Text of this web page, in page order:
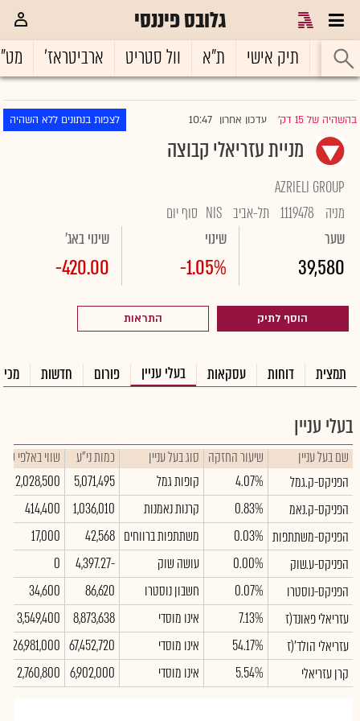
גלובס פיננסי
ראשי תיק אישי ת"א וול סטריט ארביטראז'
בהשהיה של 15 דק' |עדכון אחרון 10:47 לצפות בנתונים ללא השהיה
מניית עזריאלי קבוצה
AZRIELI GROUP
מניה
1119478 תל-אביב NIS סוף יום
שער
39,580
שינוי
-1.05%
שינוי באג'
-420.00
הוסף לתיק התראות
תמצית דוחות עסקאות בעלי עניין פורום חדשות
בעלי עניין
שם בעל עניין שיעור החזקה סוג בעל עניין כמות ני"ע
שווי באלפי
הפניקס-ק.גמל
4.07% קופות גמל 5,071,495
2,028,500
הפניקס-ק.נאמ
0.83% קרנות נאמנות 1,036,010
414,400
הפניקס-משתתפות 0.03% משתתפות ברווחים 42,568
17,000
הפניקס-ע.שוק
0.00% עושה שוק -4,397.27
0
הפניקס-נוסטרו
0.07% חשבון נוסטרו 86,620
34,600
עזריאלי פאונד(ז
7.13% אינו מוסדי 8,873,638
3,549,400
עזריאלי הולד'(ז
54.17% אינו מוסדי 67,452,720
26,981,000
קרן עזריאלי
5.54% אינו מוסדי 6,902,000
2,760,800